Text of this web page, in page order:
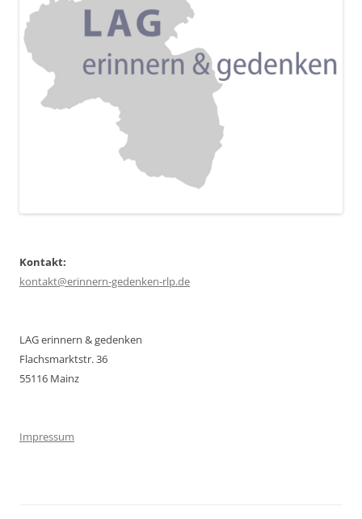
Kontakt:
kontakt@erinnern-gedenken-rlp.de
LAG erinnern & gedenken
Flachsmarktstr. 36
55116 Mainz
Impressum